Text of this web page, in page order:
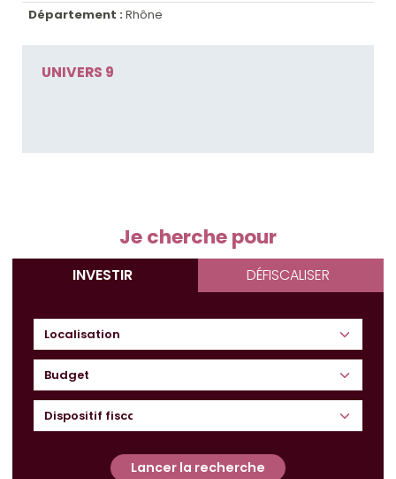
Département : Rhône
UNIVERS 9
Je cherche pour
INVESTIR DÉFISCALISER
Budget
Lancer la recherche